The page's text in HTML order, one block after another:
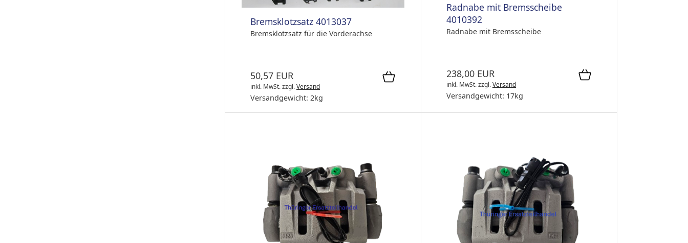
Bremsklotzsatz 4013037
Bremsklotzsatz für die Vorderachse
50,57 EUR
inkl. MwSt.zzgl.Versand
Versandgewicht: 2kg
Radnabe mit Bremsscheibe
4010392
Radnabe mit Bremsscheibe
238,00 EUR
inkl. MwSt.zzgl.Versand
Versandgewicht: 17kg